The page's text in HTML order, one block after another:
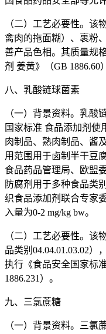
（二）工艺必要性。该
禽肉的拖面糊）、裹粉
善产品色相。其质量规
剂 姜黄》（GB 1886.60
八、乳酸链球菌素
（一）背景资料。乳酸
国家标准 食品添加剂使
肉制品、熟肉制品、酱
用范围用于卤制半干豆
食品药品管理局、欧盟
防腐剂用于多种食品类
织食品添加剂联合专家
入量为0-2 mg/kg bw。
（二）工艺必要性。该
品类别04.04.01.03.02
执行《食品安全国家标
1886.231）。
九、三氯蔗糖
（一）背景资料。三氯